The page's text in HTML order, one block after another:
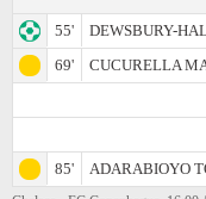
55'
DEWSBURY-
69'
CUCURELLA
85'
ADARABIOYO